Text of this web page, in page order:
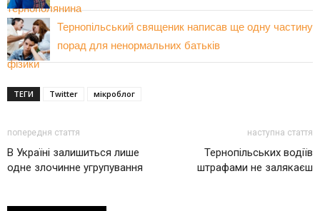
Тернопільський священик написав ще одну частину
порад для ненормальних батьків
ТЕГИ Twitter мікроблог
попередня стаття
В Україні залишиться лише
одне злочинне угрупування
наступна стаття
Тернопільських водіїв
штрафами не залякаєш